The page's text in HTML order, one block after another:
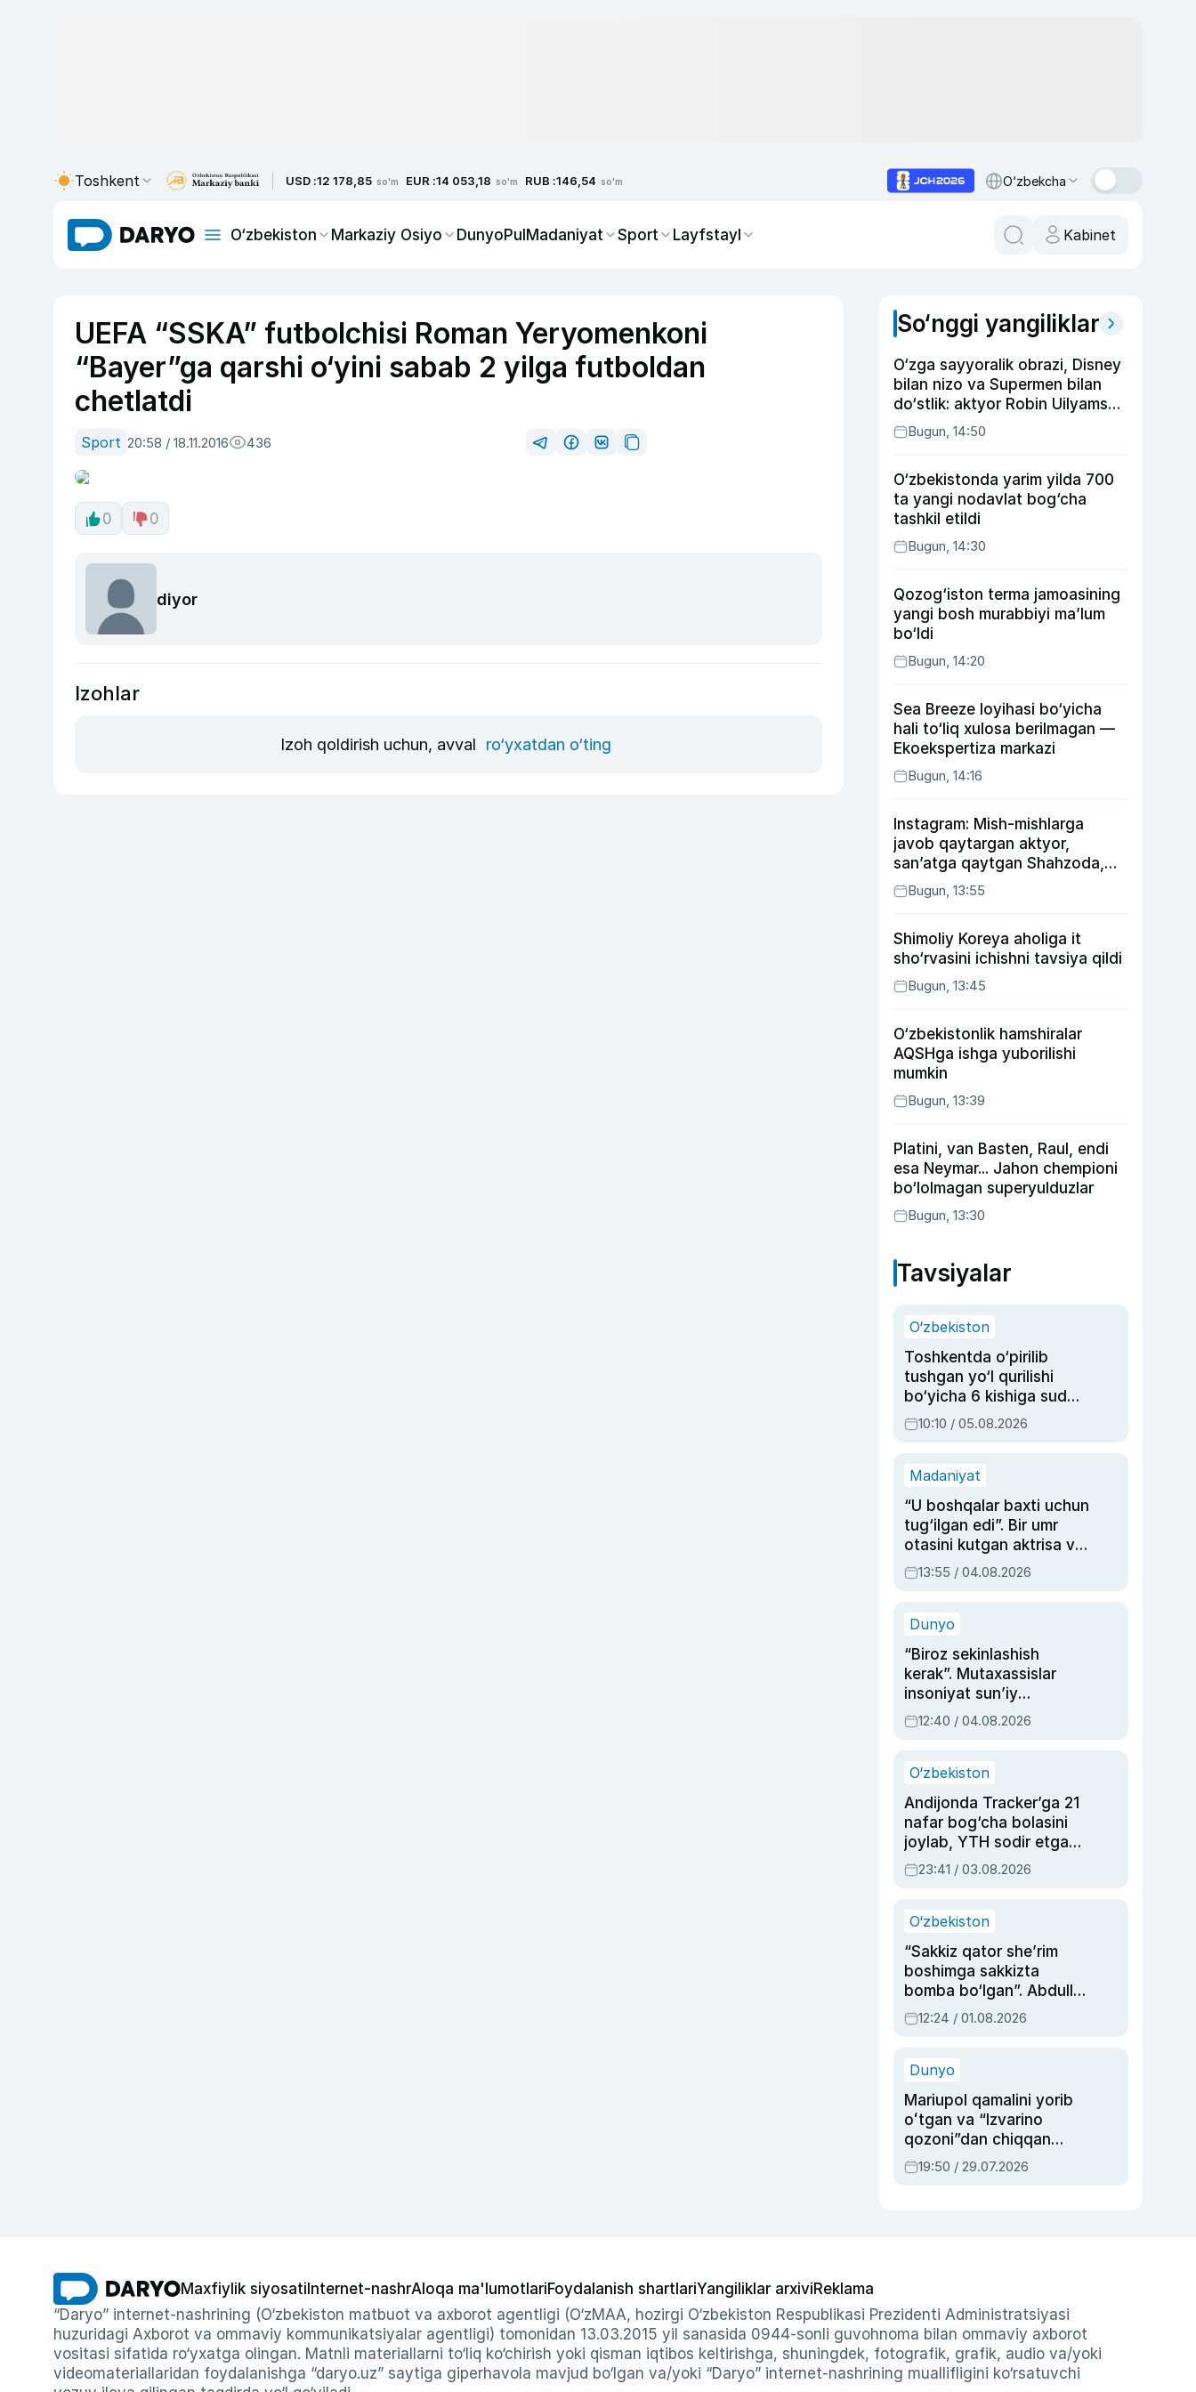
Toshkent USD :12 178,85 so'm EUR :14 053,18 so'm RUB :146,54 so'm O‘zbekcha
O‘zbekiston Markaziy Osiyo DunyoPulMadaniyat Sport Layfstayl Kabinet
UEFA “SSKA” futbolchisi Roman Yeryomenkoni
“Bayer”ga qarshi o‘yini sabab 2 yilga futboldan
chetlatdi
Sport 20:58 / 18.11.2016 436
0 0
diyor
Izohlar
Izoh qoldirish uchun, avval ro‘yxatdan o‘ting
So‘nggi yangiliklar
O‘zga sayyoralik obrazi, Disney
bilan nizo va Supermen bilan
do‘stlik: aktyor Robin Uilyams
haqida ko‘pchilik bilmaydigan
faktlar
Bugun, 14:50
O‘zbekistonda yarim yilda 700
ta yangi nodavlat bog‘cha
tashkil etildi
Bugun, 14:30
Qozog‘iston terma jamoasining
yangi bosh murabbiyi ma’lum
bo‘ldi
Bugun, 14:20
Sea Breeze loyihasi bo‘yicha
hali to‘liq xulosa berilmagan —
Ekoekspertiza markazi
Bugun, 14:16
Instagram: Mish-mishlarga
javob qaytargan aktyor,
san’atga qaytgan Shahzoda,
yo‘lga asfalt yotqizgan
Jahongir Otajonov
Bugun, 13:55
Shimoliy Koreya aholiga it
sho‘rvasini ichishni tavsiya qildi
Bugun, 13:45
O‘zbekistonlik hamshiralar
AQSHga ishga yuborilishi
mumkin
Bugun, 13:39
Platini, van Basten, Raul, endi
esa Neymar... Jahon chempioni
bo‘lolmagan superyulduzlar
Bugun, 13:30
Tavsiyalar
O‘zbekiston
Toshkentda o‘pirilib
tushgan yo‘l qurilishi
bo‘yicha 6 kishiga sud
hukmi o‘qildi
10:10 / 05.08.2026
Madaniyat
“U boshqalar baxti uchun
tug‘ilgan edi”. Bir umr
otasini kutgan aktrisa va
dublyaj ustasi Rimma
Ahmedovaning
13:55 / 04.08.2026
Dunyo
“Biroz sekinlashish
kerak”. Mutaxassislar
insoniyat sun’iy
intellektni boshqara
olmay qolishidan xavotir
12:40 / 04.08.2026
O‘zbekiston
Andijonda Tracker’ga 21
nafar bog‘cha bolasini
joylab, YTH sodir etgan
ayolga sud hukmi o‘qildi
23:41 / 03.08.2026
O‘zbekiston
“Sakkiz qator she’rim
boshimga sakkizta
bomba bo‘lgan”. Abdulla
Oripovni siyosiy
ayblovlardan asrab
12:24 / 01.08.2026
Dunyo
Mariupol qamalini yorib
oʻtgan va “Izvarino
qozoni”dan chiqqan
qahramon — Ukraina
armiyasi bosh
19:50 / 29.07.2026
Maxfiylik siyosati Internet-nashrAloqa ma'lumotlariFoydalanish shartlariYangiliklar arxiviReklama
“Daryo” internet-nashrining (O‘zbekiston matbuot va axborot agentligi (O‘zMAA, hozirgi O‘zbekiston Respublikasi Prezidenti Administratsiyasi
huzuridagi Axborot va ommaviy kommunikatsiyalar agentligi) tomonidan 13.03.2015 yil sanasida 0944-sonli guvohnoma bilan ommaviy axborot
vositasi sifatida ro‘yxatga olingan. Matnli materiallarni to‘liq ko‘chirish yoki qisman iqtibos keltirishga, shuningdek, fotografik, grafik, audio va/yoki
videomateriallaridan foydalanishga “daryo.uz” saytiga giperhavola mavjud bo‘lgan va/yoki “Daryo” internet-nashrining muallifligini ko‘rsatuvchi